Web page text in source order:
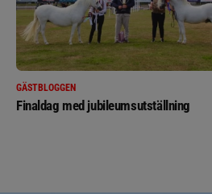
GÄSTBLOGGEN
Finaldag med jubileumsutställning